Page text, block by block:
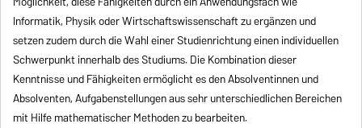
Informatik, Physik oder Wirtschaftswissenschaft zu ergänzen und
setzen zudem durch die Wahl einer Studienrichtung einen individuellen
Schwerpunkt innerhalb des Studiums. Die Kombination dieser
Kenntnisse und Fähigkeiten ermöglicht es den Absolventinnen und
Absolventen, Aufgabenstellungen aus sehr unterschiedlichen Bereichen
mit Hilfe mathematischer Methoden zu bearbeiten.